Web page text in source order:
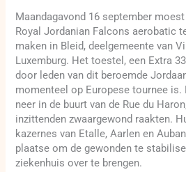
Maandagavond 16 september
Royal Jordanian Falcons aerobatic
maken in Bleid, deelgemeente van
Luxemburg. Het toestel, een Extra
door leden van dit beroemde
momenteel op Europese tournee
neer in de buurt van de Rue du
inzittenden zwaargewond raakten.
kazernes van Etalle, Aarlen en
plaatse om de gewonden te
ziekenhuis over te brengen.